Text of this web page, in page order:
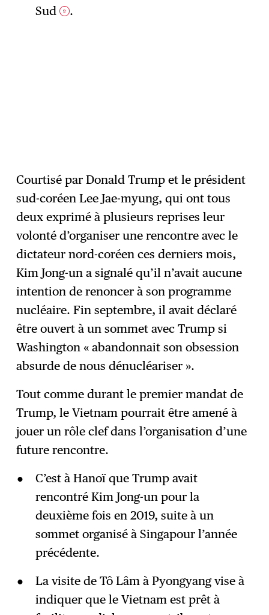
Sud
2 .
Courtisé par Donald Trump et le président
sud-coréen Lee Jae-myung, qui ont tous
deux exprimé à plusieurs reprises leur
volonté d’organiser une rencontre avec le
dictateur nord-coréen ces derniers mois,
Kim Jong-un a signalé qu’il n’avait aucune
intention de renoncer à son programme
nucléaire. Fin septembre, il avait déclaré
être ouvert à un sommet avec Trump si
Washington « abandonnait son obsession
absurde de nous dénucléariser ».
Tout comme durant le premier mandat de
Trump, le Vietnam pourrait être amené à
jouer un rôle clef dans l’organisation d’une
future rencontre.
C’est à Hanoï que Trump avait
rencontré Kim Jong-un pour la
deuxième fois en 2019, suite à un
sommet organisé à Singapour l’année
précédente.
La visite de Tô Lâm à Pyongyang vise à
indiquer que le Vietnam est prêt à